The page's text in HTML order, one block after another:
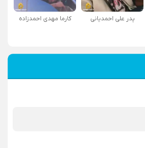
پدر علی احمدیانی کارما مهدی احمدزاده